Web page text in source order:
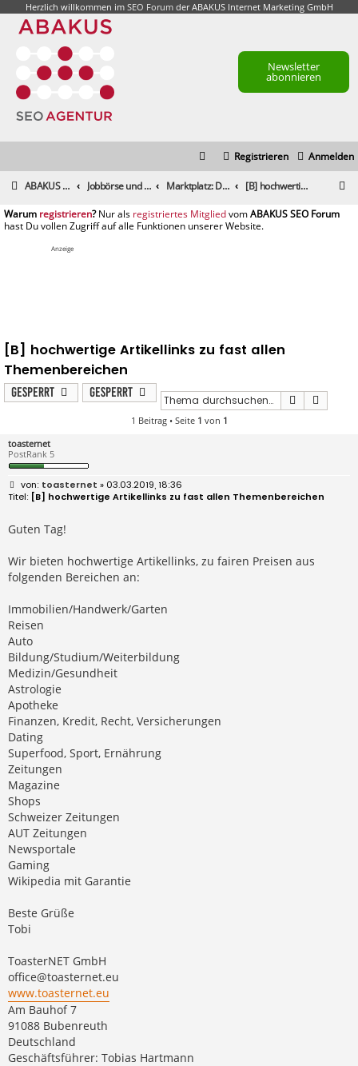
Herzlich willkommen im SEO Forumder ABAKUS Internet Marketing GmbH
Newsletter
abonnieren
Anmelden
Registrieren
ABAKUS Foren-Übersicht Jobbörse und Marktplatz Marktplatz: Dienstleistungen [B] hochwertige Artikellinks zu fast allen Themenbereichen
registrieren registriertes Mitglied
Anzeige
[B] hochwertige Artikellinks zu fast allen
Themenbereichen
Gesperrt Gesperrt Suche
1 Beitrag • Seite 1 von 1
toasternet
PostRank 5
B
e
i
r
a
toasternet » 03.03.2019, 18:36
[B] hochwertige Artikellinks zu fast allen Themenbereichen
Guten Tag!
Wir bieten hochwertige Artikellinks, zu fairen Preisen aus
folgenden Bereichen an:
Immobilien/Handwerk/Garten
Reisen
Auto
Bildung/Studium/Weiterbildung
Medizin/Gesundheit
Astrologie
Apotheke
Finanzen, Kredit, Recht, Versicherungen
Dating
Superfood, Sport, Ernährung
Zeitungen
Magazine
Shops
Schweizer Zeitungen
AUT Zeitungen
Newsportale
Gaming
Wikipedia mit Garantie
Beste Grüße
Tobi
ToasterNET GmbH
office@toasternet.eu
www.toasternet.eu
Am Bauhof 7
91088 Bubenreuth
Deutschland
Geschäftsführer: Tobias Hartmann